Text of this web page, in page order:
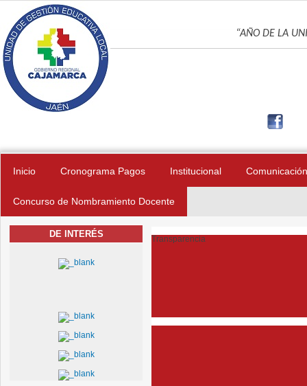
Pasar al contenido principal
“AÑO DE LA
Inicio Cronograma Pagos Institucional Comunicación
Concurso de Nombramiento Docente
DE INTERÉS Transparencia